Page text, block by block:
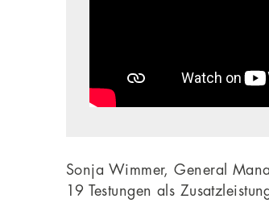
Sonja Wimmer, General
19 Testungen als